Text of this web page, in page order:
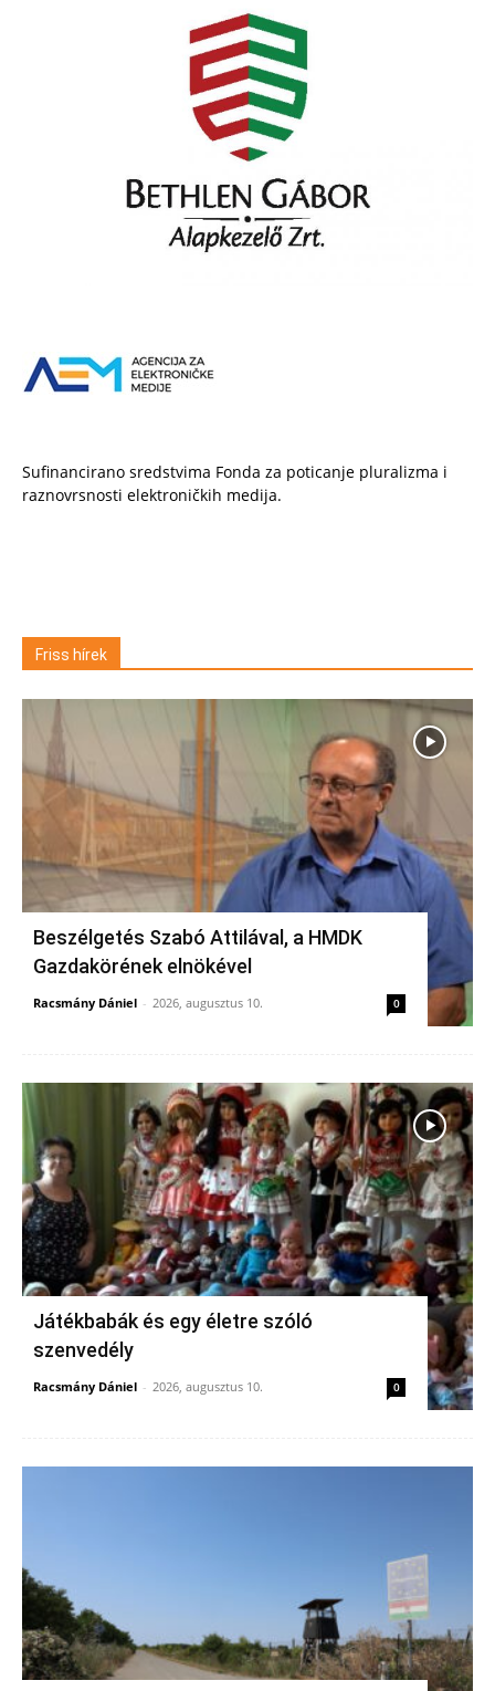
Sufinancirano sredstvima Fonda za poticanje pluralizma i
raznovrsnosti elektroničkih medija.
Friss hírek
Beszélgetés Szabó Attilával, a HMDK
Gazdakörének elnökével
Racsmány Dániel - 2026, augusztus 10. 0
Játékbabák és egy életre szóló
szenvedély
Racsmány Dániel - 2026, augusztus 10. 0